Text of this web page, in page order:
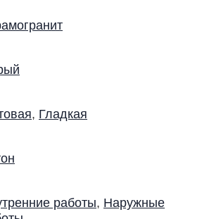
, Гладкая
работы, Наружные